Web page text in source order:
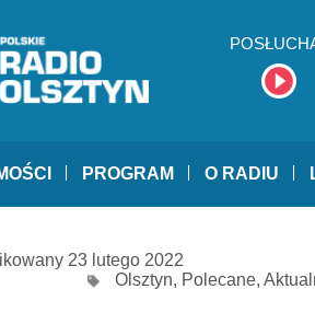
PROGRAM O RADIU
23 lutego 2022
Olsztyn, Polecane,